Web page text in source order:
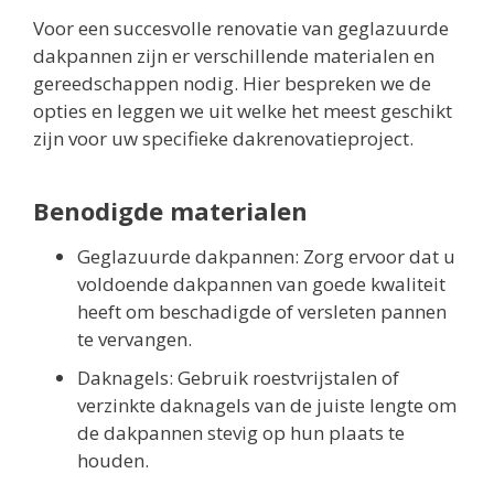
Voor een succesvolle renovatie van geglazuurde
dakpannen zijn er verschillende materialen en
gereedschappen nodig. Hier bespreken we de
opties en leggen we uit welke het meest geschikt
zijn voor uw specifieke dakrenovatieproject.
Benodigde materialen
Geglazuurde dakpannen: Zorg ervoor dat u
voldoende dakpannen van goede kwaliteit
heeft om beschadigde of versleten pannen
te vervangen.
Daknagels: Gebruik roestvrijstalen of
verzinkte daknagels van de juiste lengte om
de dakpannen stevig op hun plaats te
houden.